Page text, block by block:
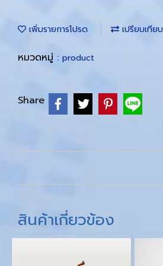
เพิ่มรายการโปรด เปรียบเทียบ
หมวดหมู่ : product
Share
สินค้าเกี่ยวข้อง